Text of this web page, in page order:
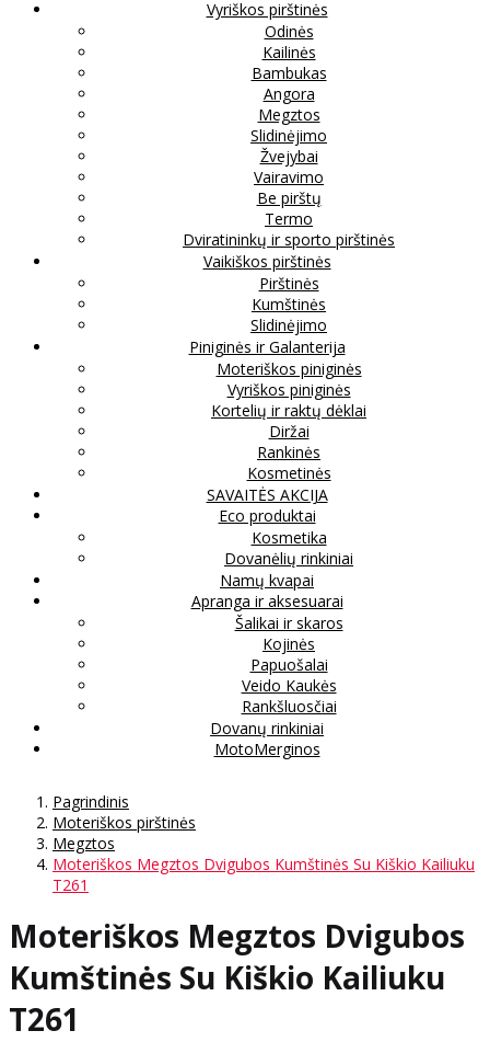
Vyriškos pirštinės
Odinės
Kailinės
Bambukas
Angora
Megztos
Slidinėjimo
Žvejybai
Vairavimo
Be pirštų
Termo
Dviratininkų ir sporto pirštinės
Vaikiškos pirštinės
Pirštinės
Kumštinės
Slidinėjimo
Piniginės ir Galanterija
Moteriškos piniginės
Vyriškos piniginės
Kortelių ir raktų dėklai
Diržai
Rankinės
Kosmetinės
SAVAITĖS AKCIJA
Eco produktai
Kosmetika
Dovanėlių rinkiniai
Namų kvapai
Apranga ir aksesuarai
Šalikai ir skaros
Kojinės
Papuošalai
Veido Kaukės
Rankšluosčiai
Dovanų rinkiniai
MotoMerginos
Pagrindinis
Moteriškos pirštinės
Megztos
Moteriškos Megztos Dvigubos Kumštinės Su Kiškio Kailiuku
T261
Moteriškos Megztos Dvigubos
Kumštinės Su Kiškio Kailiuku
T261